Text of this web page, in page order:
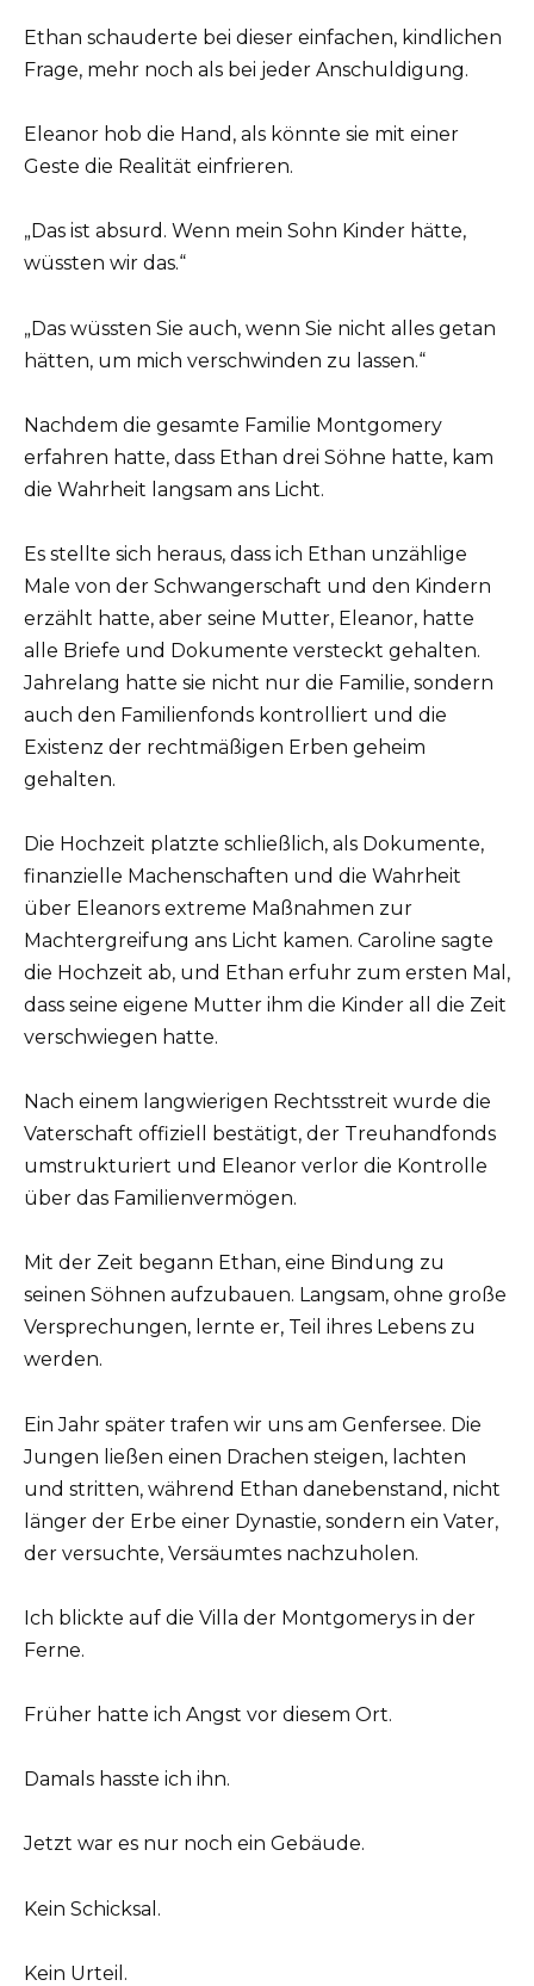
Ethan schauderte bei dieser einfachen, kindlichen
Frage, mehr noch als bei jeder Anschuldigung.
Eleanor hob die Hand, als könnte sie mit einer
Geste die Realität einfrieren.
„Das ist absurd. Wenn mein Sohn Kinder hätte,
wüssten wir das.“
„Das wüssten Sie auch, wenn Sie nicht alles getan
hätten, um mich verschwinden zu lassen.“
Nachdem die gesamte Familie Montgomery
erfahren hatte, dass Ethan drei Söhne hatte, kam
die Wahrheit langsam ans Licht.
Es stellte sich heraus, dass ich Ethan unzählige
Male von der Schwangerschaft und den Kindern
erzählt hatte, aber seine Mutter, Eleanor, hatte
alle Briefe und Dokumente versteckt gehalten.
Jahrelang hatte sie nicht nur die Familie, sondern
auch den Familienfonds kontrolliert und die
Existenz der rechtmäßigen Erben geheim
gehalten.
Die Hochzeit platzte schließlich, als Dokumente,
finanzielle Machenschaften und die Wahrheit
über Eleanors extreme Maßnahmen zur
Machtergreifung ans Licht kamen. Caroline sagte
die Hochzeit ab, und Ethan erfuhr zum ersten Mal,
dass seine eigene Mutter ihm die Kinder all die Zeit
verschwiegen hatte.
Nach einem langwierigen Rechtsstreit wurde die
Vaterschaft offiziell bestätigt, der Treuhandfonds
umstrukturiert und Eleanor verlor die Kontrolle
über das Familienvermögen.
Mit der Zeit begann Ethan, eine Bindung zu
seinen Söhnen aufzubauen. Langsam, ohne große
Versprechungen, lernte er, Teil ihres Lebens zu
werden.
Ein Jahr später trafen wir uns am Genfersee. Die
Jungen ließen einen Drachen steigen, lachten
und stritten, während Ethan danebenstand, nicht
länger der Erbe einer Dynastie, sondern ein Vater,
der versuchte, Versäumtes nachzuholen.
Ich blickte auf die Villa der Montgomerys in der
Ferne.
Früher hatte ich Angst vor diesem Ort.
Damals hasste ich ihn.
Jetzt war es nur noch ein Gebäude.
Kein Schicksal.
Kein Urteil.